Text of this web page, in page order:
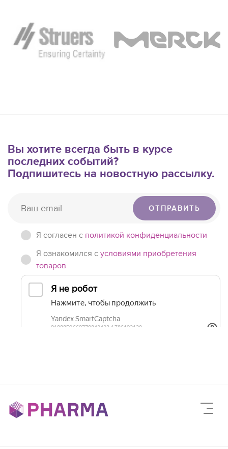
Вы хотите всегда быть в курсе
последних событий?
Подпишитесь на новостную рассылку.
ОТПРАВИТЬ
Я согласен c политикой конфиденциальности
Я ознакомился с условиями приобретения
товаров